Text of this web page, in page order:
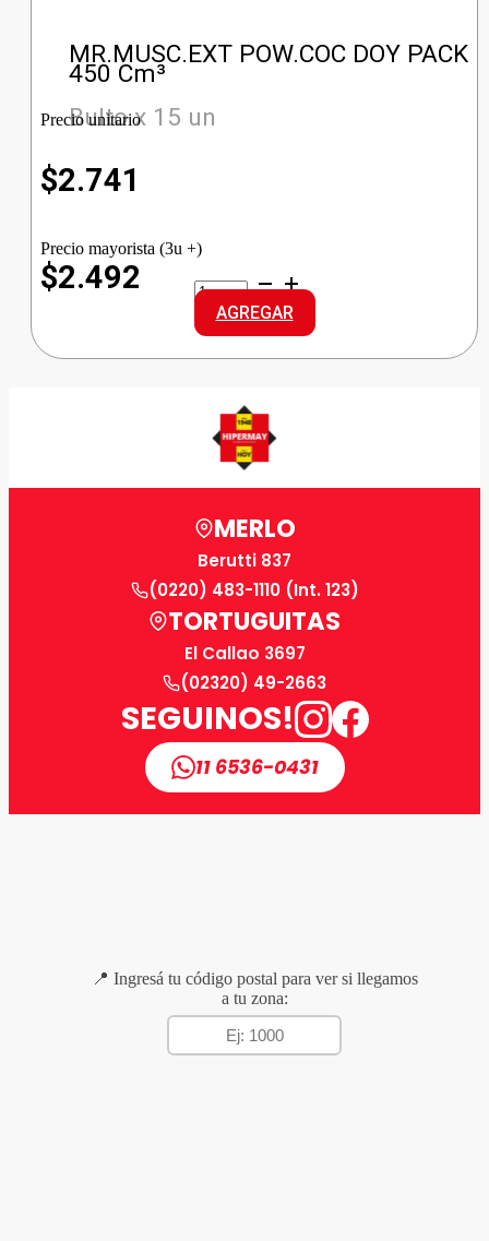
MR.MUSC.EXT POW.COC DOY PACK
450 Cm³
Bulto x 15 un
Precio unitario
$2.741
Precio mayorista (3u +)
$2.492
MR.MUSC.EXT
POW.COC
DOY
PACK
cantidad
AGREGAR
MERLO
Berutti 837
(0220) 483-1110 (Int. 123)
TORTUGUITAS
El Callao 3697
(02320) 49-2663
SEGUINOS!
11 6536-0431
📍 Ingresá tu código postal para ver si llegamos
a tu zona: